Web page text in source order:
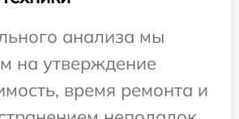
анализа мы
на утверждение
время ремонта и